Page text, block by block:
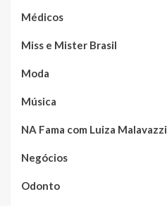
Médicos
Miss e Mister Brasil
Moda
Música
NA Fama com Luiza Malavazzi
Negócios
Odonto